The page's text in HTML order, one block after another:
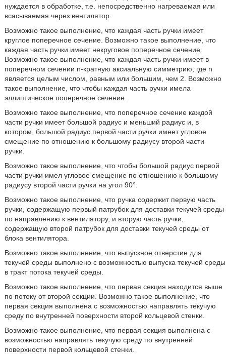
нуждается в обработке, т.е. непосредственно нагреваемая или
всасываемая через вентилятор.
Возможно такое выполнение, что каждая часть ручки имеет
круглое поперечное сечение. Возможно такое выполнение, что
каждая часть ручки имеет некруговое поперечное сечение.
Возможно такое выполнение, что каждая часть ручки имеет в
поперечном сечении n-кратную аксиальную симметрию, где n
является целым числом, равным или большим, чем 2. Возможно
такое выполнение, что чтобы каждая часть ручки имела
эллиптическое поперечное сечение.
Возможно такое выполнение, что поперечное сечение каждой
части ручки имеет большой радиус и меньший радиус и, в
котором, большой радиус первой части ручки имеет угловое
смещение по отношению к большому радиусу второй части
ручки.
Возможно такое выполнение, что чтобы большой радиус первой
части ручки имел угловое смещение по отношению к большому
радиусу второй части ручки на угол 90°.
Возможно такое выполнение, что ручка содержит первую часть
ручки, содержащую первый патрубок для доставки текучей среды
по направлению к вентилятору, и вторую часть ручки,
содержащую второй патрубок для доставки текучей среды от
блока вентилятора.
Возможно такое выполнение, что выпускное отверстие для
текучей среды выполнено с возможностью выпуска текучей среды
в тракт потока текучей среды.
Возможно такое выполнение, что первая секция находится выше
по потоку от второй секции. Возможно такое выполнение, что
первая секция выполнена с возможностью направлять текучую
среду по внутренней поверхности второй кольцевой стенки.
Возможно такое выполнение, что первая секция выполнена с
возможностью направлять текучую среду по внутренней
поверхности первой кольцевой стенки.